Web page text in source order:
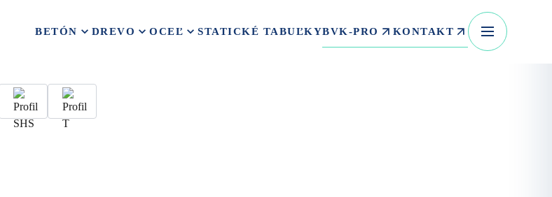
BETÓN DREVO OCEĽ STATICKÉ TABUĽKYBVK-PRO KONTAKT